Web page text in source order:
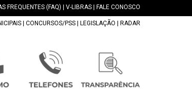
FREQUENTES (FAQ) V-LIBRAS FALE CONOSCO
CONCURSOS/PSS LEGISLAÇÃO RADAR